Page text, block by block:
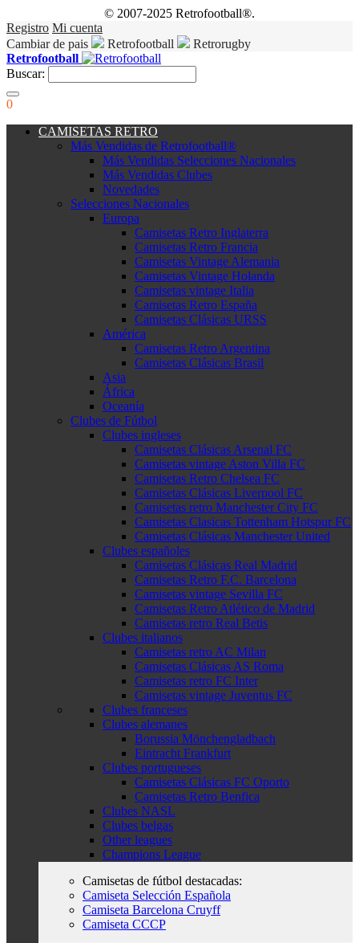
© 2007-2025 Retrofootball®.
Registro Mi cuenta
Cambiar de pais
Retrofootball
Retrorugby
Retrofootball
Buscar:
0
CAMISETAS RETRO
Más Vendidas de Retrofootball®
Más Vendidas Selecciones Nacionales
Más Vendidas Clubes
Novedades
Selecciones Nacionales
Europa
Camisetas Retro Inglaterra
Camisetas Retro Francia
Camisetas Vintage Alemania
Camisetas Vintage Holanda
Camisetas vintage Italia
Camisetas Retro España
Camisetas Clásicas URSS
América
Camisetas Retro Argentina
Camisetas Clásicas Brasil
Asia
África
Oceanía
Clubes de Fútbol
Clubes ingleses
Camisetas Clásicas Arsenal FC
Camisetas vintage Aston Villa FC
Camisetas Retro Chelsea FC
Camisetas Clásicas Liverpool FC
Camisetas retro Manchester City FC
Camisetas Clasicas Tottenham Hotspur FC
Camisetas Clásicas Manchester United
Clubes españoles
Camisetas Clásicas Real Madrid
Camisetas Retro F.C. Barcelona
Camisetas vintage Sevilla FC
Camisetas Retro Atlético de Madrid
Camisetas retro Real Betis
Clubes italianos
Camisetas retro AC Milan
Camisetas Clásicas AS Roma
Camisetas retro FC Inter
Camisetas vintage Juventus FC
Clubes franceses
Clubes alemanes
Borussia Mönchengladbach
Eintracht Frankfurt
Clubes portugueses
Camisetas Clásicas FC Oporto
Camisetas Retro Benfica
Clubes NASL
Clubes belgas
Other leagues
Champions League
Camisetas de fútbol destacadas:
Camiseta Selección Española
Camiseta Barcelona Cruyff
Camiseta CCCP